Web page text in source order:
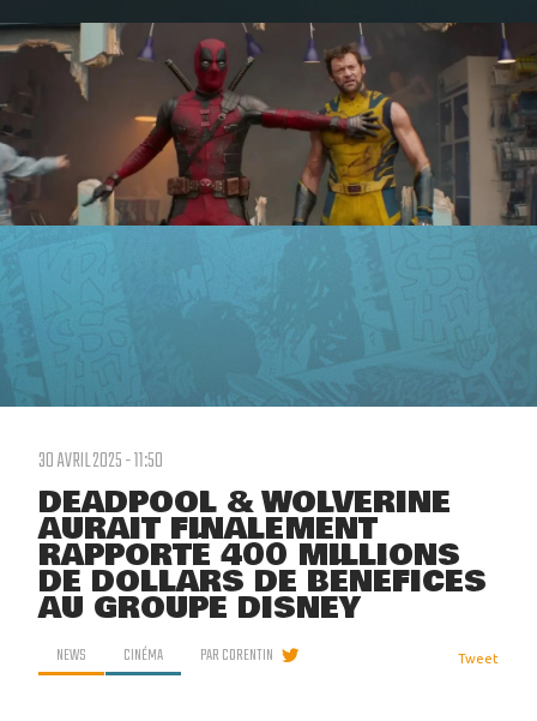
30 AVRIL 2025 - 11:50
DEADPOOL & WOLVERINE
AURAIT FINALEMENT
RAPPORTÉ 400 MILLIONS
DE DOLLARS DE BÉNÉFICES
AU GROUPE DISNEY
NEWS CINÉMA PARCORENTIN Tweet